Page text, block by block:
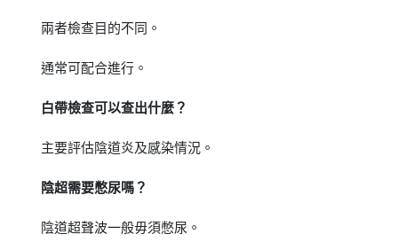
兩者檢查目的不同。
通常可配合進行。
白帶檢查可以查出什麼？
主要評估陰道炎及感染情況。
陰超需要憋尿嗎？
陰道超聲波一般毋須憋尿。